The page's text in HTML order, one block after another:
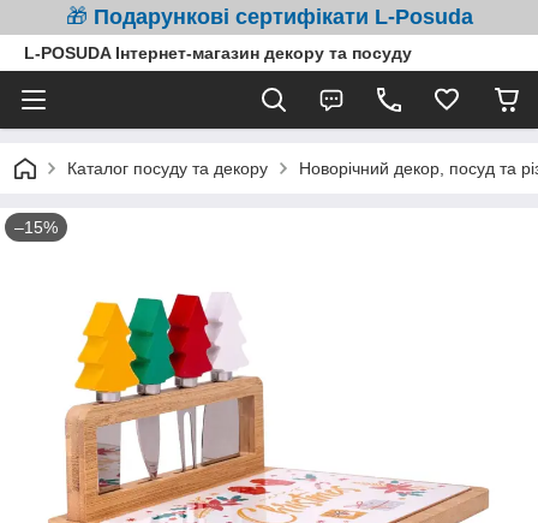
🎁 Подарункові сертифікати L-Posuda
L-POSUDA Інтернет-магазин декору та посуду
Каталог посуду та декору Новорічний декор, посуд та
–15%